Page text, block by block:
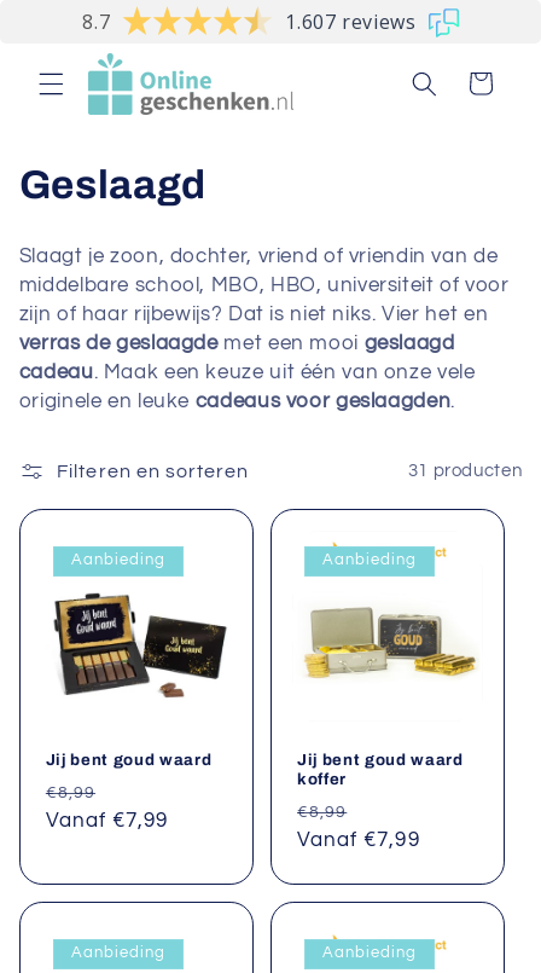
naar de
content
8.7 1.607 reviews
Winkelwagen
C
l
l
e
t
i
Geslaagd
Slaagt je zoon, dochter, vriend of vriendin van de
middelbare school, MBO, HBO, universiteit of voor
zijn of haar rijbewijs? Dat is niet niks. Vier het en
verras de geslaagdemet een mooi geslaagd
cadeau. Maak een keuze uit één van onze vele
originele en leuke cadeaus voor geslaagden.
Filteren en sorteren 31 producten
Aanbieding
Jij bent goud waard
Normale
prijs
€8,99
Vanaf €7,99
Aanbieding
Jij bent goud waard
koffer
Normale
prijs
€8,99
Vanaf €7,99
Aanbieding Aanbieding